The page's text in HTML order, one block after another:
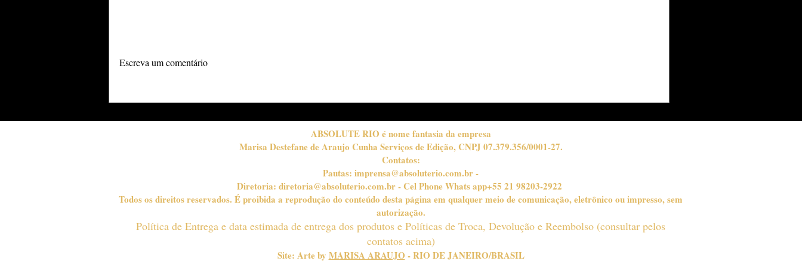
EXOSSOMOS
NOVA GERAÇÃO DA
Escreva um comentário
ABSOLUTE RIO é nome fantasia da empresa
Marisa Destefane de Araujo Cunha Serviços de Edição, CNPJ 07.379.356/0001-27.
Contatos:
Pautas: imprensa@absoluterio.com.br-
Diretoria: diretoria@absoluterio.com.br- Cel Phone Whats app+55 21 98203-2922
Todos os direitos reservados. É proibida a reprodução do conteúdo desta página em qualquer meio de comunicação, eletrônico ou impresso, sem
autorização.
Política de Entrega e data estimada de entrega dos produtos e Políticas de Troca, Devolução e Reembolso (consultar pelos
contatos acima)
Site: Arte by MARISA ARAUJO - RIO DE JANEIRO/BRASIL